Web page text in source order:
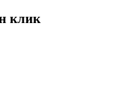
клик